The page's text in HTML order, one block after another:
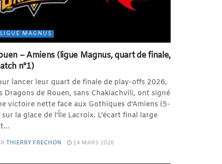
LIGUE MAGNUS
– Amiens (ligue Magnus, quart de finale,
n°1)
lancer leur quart de finale de play-offs 2026,
Dragons de Rouen, sans Chakiachvili, ont signé
victoire nette face aux Gothiques d’Amiens (5-
sur la glace de l’Île Lacroix. L’écart final large
THIERRY FRECHON 14 MARS 2026